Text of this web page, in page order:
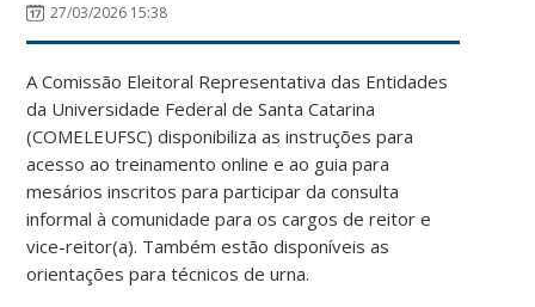
27/03/2026 15:38
A Comissão Eleitoral Representativa das Entidades
da Universidade Federal de Santa Catarina
(COMELEUFSC) disponibiliza as instruções para
acesso ao treinamento online e ao guia para
mesários inscritos para participar da consulta
informal à comunidade para os cargos de reitor e
vice-reitor(a). Também estão disponíveis as
orientações para técnicos de urna.